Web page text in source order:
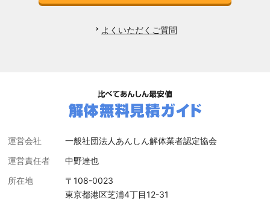
よくいただくご質問
運営会社
一般社団法人あんしん解体業者認定協会
運営責任者
中野達也
所在地
〒108-0023
東京都港区芝浦4丁目12-31